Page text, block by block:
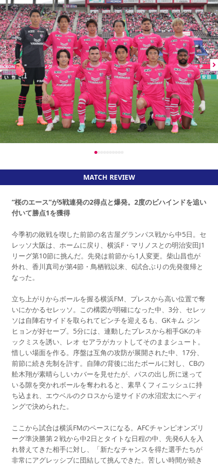
MATCH REVIEW
“桜のエース”が5戦連発の2得点と爆発。2度のビハインドを追い
付いて勝点1を獲得
今季初の敗戦を喫した前節の名古屋グランパス戦から中5日。セ
レッソ大阪は、ホームに戻り、横浜F・マリノスとの明治安田J1
リーグ第10節に挑んだ。先発は前節から1人変更。柴山昌也が
外れ、香川真司が第4節・鳥栖戦以来、6試合ぶりの先発復帰と
なった。
立ち上がりからボールを握る横浜FM、プレスから高い位置で奪
いにかかるセレッソ。この構図が明確になった中、3分、セレッ
ソは自陣右サイドを取られてピンチを迎えるも、GKキム ジン
ヒョンが好セーブ。5分には、連動したプレスから相手GKのキ
ックミスを誘い、レオ セアラがカットしてそのままシュート。
惜しい場面を作る。序盤は互角の攻防が展開された中、17分、
前節に続き先制を許す。自陣の背後に出たボールに対し、CBの
舩木翔が素晴らしいカバーを見せたが、パスの出し所に迷って
いる隙を突かれボールを奪われると、素早くフィニッシュに持
ち込まれ、エウベルのクロスから逆サイドの水沼宏太にヘディ
ングで決められた。
ここから試合は横浜FMのペースになる。AFCチャンピオンズリ
ーグ準決勝第２戦から中2日とタイトな日程の中、先発6人を入
れ替えてきた相手に対し、「新たなチャンスを得た選手たちが
非常にアグレッシブに団結して挑んできた。苦しい時間が続き